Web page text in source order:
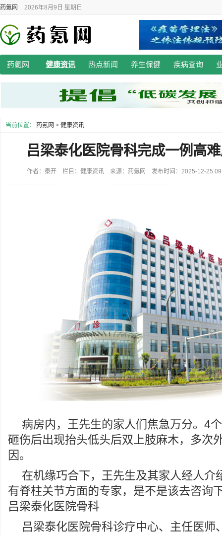
药氪网 2026年8月9日 星期日
药氪网 健康资讯 热点新闻 养生保健 疾病查询
当前位置： 药氪网 > 健康资讯
吕梁泰化医院骨科完成一例高
作者：秦开 栏目：健康资讯 来源：药氪网 发布时间：2025-12-25
病房内，王先生的家人们焦急万分。4
砸伤后出现抬头低头后双上肢麻木，多次
因。
在机缘巧合下，王先生及其家人经人介
有脊柱关节方面的专家，是不是该去咨询
吕梁泰化医院骨科
吕梁泰化医院骨科诊疗中心、主任医师